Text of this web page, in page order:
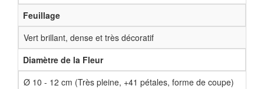
Feuillage
Vert brillant, dense et très décoratif
Diamètre de la Fleur
Ø 10 - 12 cm (Très pleine, +41 pétales, forme de coupe)